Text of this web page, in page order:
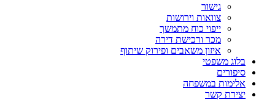
גישור
צוואות וירושות
ייפוי כוח מתמשך
מכר ורכישת דירה
איזון משאבים ופירוק שיתוף
בלוג משפטי
סיפורים
אלימות במשפחה
יצירת קשר